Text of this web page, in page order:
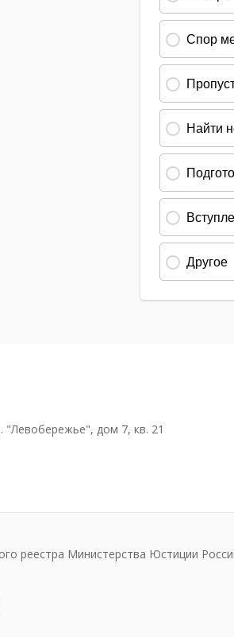
"Левобережье", дом 7, кв. 21
реестра Министерства Юстиции